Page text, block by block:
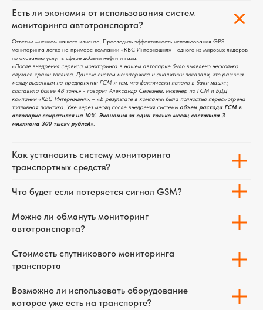
Есть ли экономия от использования систем
мониторинга автотранспорта?
Ответим мнением нашего клиента. Проследить эффективность использования GPS
мониторинга легко на примере компании «КВС Интернэшнл» - одного из мировых лидеров
по оказанию услуг в сфере добычи нефти и газа.
«После внедрения сервиса мониторинга в нашем автопарке было выявлено несколько
случаев кражи топлива. Данные систем мониторинга и аналитики показали, что разница
между выданным на предприятии ГСМ и тем, что фактически попало в баки машин,
составила более 48 тонн.» - говорит Александр Селезнев, инженер по ГСМ и БДД
компании «КВС Интернэшнл». – «В результате в компании была полностью пересмотрена
топливная политика. Уже через месяц после внедрения системыобъем расхода ГСМ в
автопарке сократился на 10%. Экономия за один только месяц составила 3
миллиона 300 тысяч рублей».
Как установить систему мониторинга
транспортных средств?
Что будет если потеряется сигнал GSM?
Можно ли обмануть мониторинг
автотранспорта?
Стоимость спутникового мониторинга
транспорта
Возможно ли использовать оборудование
которое уже есть на транспорте?